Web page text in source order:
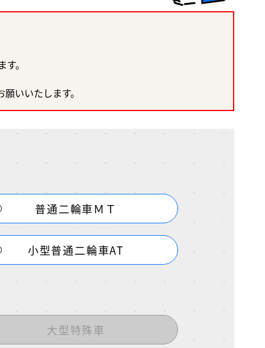
。
いいたします。
普通二輪車ＭＴ
小型普通二輪車AT
大型特殊車